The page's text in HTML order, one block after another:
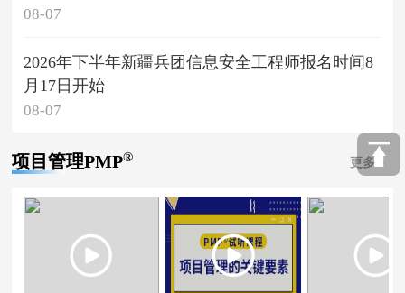
08-07
2026年下半年新疆兵团信息安全工程师报名时间8
月17日开始
08-07
项目管理PMP® 更多